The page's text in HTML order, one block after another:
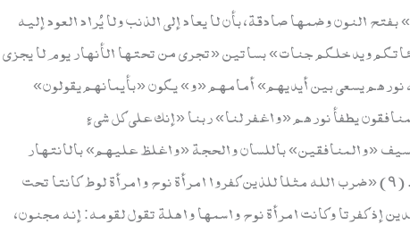
النون وضمها صادقة، بأن لا يعاد إلى الذنب ولا يُراد العود إليه
ويدخلكم جنات» بساتين «تجري من تحتها الأنهار يوم لا يجزي
نورهم يسعى بين أيديهم» أمامهم «و» يكون «بأيمانهم يقولون»
يطفأ نورهم «واغفر لنا» ربنا «إنك على كل شيءٍ
بالسيف «والمنافقين» باللسان والحجة «واغلظ عليهم» بالانتهار
والمقت «ومأواهم جهنم وبئس المصير» هي. (٩) «ضرب الله مثلا للذين كفروا امرأة نوح وامرأة لوط كانتا تحت
إذ كفرتا وكانت امرأة نوح واسمها واهلة تقول لقومه: إنه مجنون،